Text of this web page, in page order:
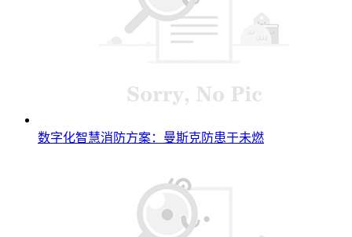
数字化智慧消防方案：曼斯克防患于未燃